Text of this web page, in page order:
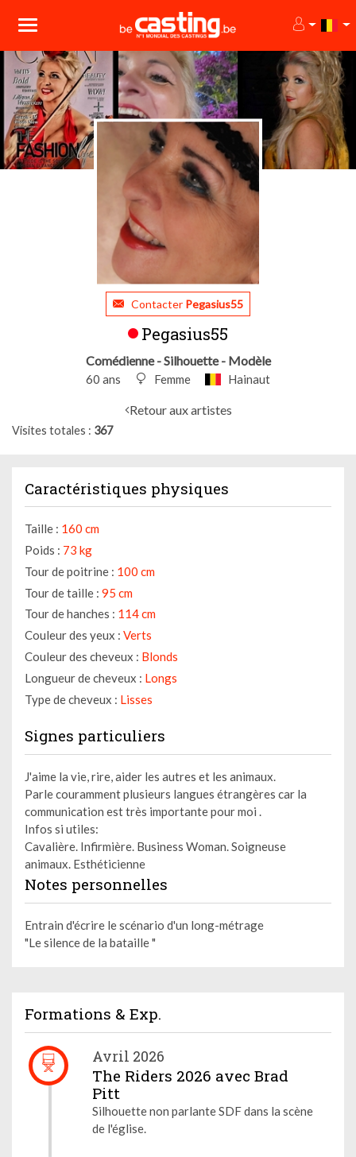
Contacter Pegasius55
Pegasius55
Comédienne - Silhouette - Modèle
60 ans Femme Hainaut
Retour aux artistes
Visites totales 367
Caractéristiques physiques
Taille : 160 cm
Poids : 73 kg
Tour de poitrine : 100 cm
Tour de taille : 95 cm
Tour de hanches : 114 cm
Couleur des yeux : Verts
Couleur des cheveux : Blonds
Longueur de cheveux : Longs
Type de cheveux : Lisses
Signes particuliers
J'aime la vie, rire, aider les autres et les animaux.
Parle couramment plusieurs langues étrangères car la
communication est très importante pour moi .
Infos si utiles:
Cavalière. Infirmière. Business Woman. Soigneuse
animaux. Esthéticienne
Notes personnelles
Entrain d'écrire le scénario d'un long-métrage
"Le silence de la bataille "
Formations & Exp.
Avril 2026
The Riders 2026 avec Brad
Pitt
Silhouette non parlante SDF dans la scène
de l'église.